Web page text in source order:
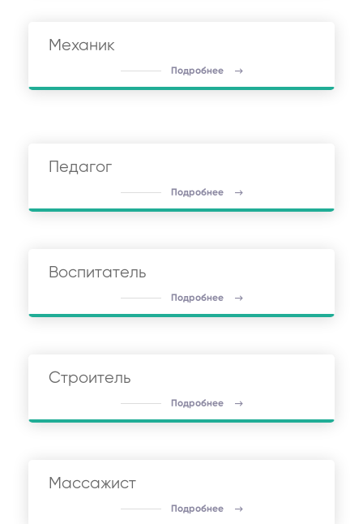
Механик
Подробнее
Педагог
Подробнее
Воспитатель
Подробнее
Строитель
Подробнее
Массажист
Подробнее